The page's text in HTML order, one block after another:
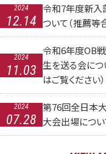
2024
12.14
令和7年度新入
ついて（推薦等
2024
11.03
令和6年度OB
生を送る会につ
はご覧ください）
2024
07.28
第76回全日本
大会出場につ